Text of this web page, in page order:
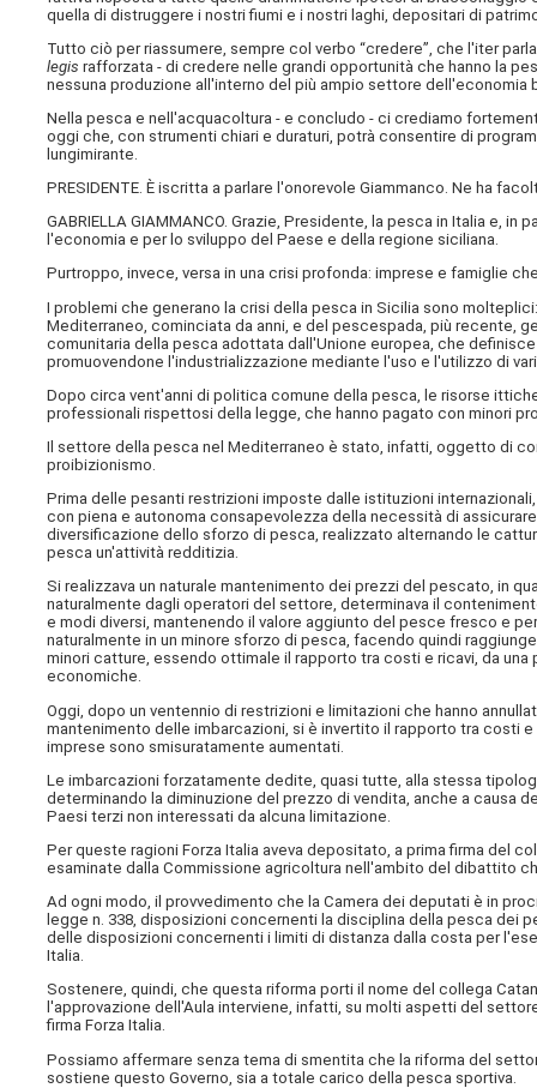
quella di distruggere i nostri fiumi e i nostri laghi, depositari di
Tutto ciò per riassumere, sempre col verbo “credere”, che l'iter
legis rafforzata - di credere nelle grandi opportunità che hanno la
nessuna produzione all'interno del più ampio settore dell'economia
Nella pesca e nell'acquacoltura - e concludo - ci crediamo
oggi che, con strumenti chiari e duraturi, potrà consentire di
lungimirante.
PRESIDENTE. È iscritta a parlare l'onorevole Giammanco. Ne ha
GABRIELLA GIAMMANCO. Grazie, Presidente, la pesca in Italia e,
l'economia e per lo sviluppo del Paese e della regione siciliana.
Purtroppo, invece, versa in una crisi profonda: imprese e famiglie
I problemi che generano la crisi della pesca in Sicilia sono
Mediterraneo, cominciata da anni, e del pescespada, più recente,
comunitaria della pesca adottata dall'Unione europea, che
promuovendone l'industrializzazione mediante l'uso e l'utilizzo di
Dopo circa vent'anni di politica comune della pesca, le risorse
professionali rispettosi della legge, che hanno pagato con minori
Il settore della pesca nel Mediterraneo è stato, infatti, oggetto di
proibizionismo.
Prima delle pesanti restrizioni imposte dalle istituzioni
con piena e autonoma consapevolezza della necessità di
diversificazione dello sforzo di pesca, realizzato alternando le
pesca un'attività redditizia.
Si realizzava un naturale mantenimento dei prezzi del pescato, in
naturalmente dagli operatori del settore, determinava il
e modi diversi, mantenendo il valore aggiunto del pesce fresco e
naturalmente in un minore sforzo di pesca, facendo quindi
minori catture, essendo ottimale il rapporto tra costi e ricavi, da
economiche.
Oggi, dopo un ventennio di restrizioni e limitazioni che hanno
mantenimento delle imbarcazioni, si è invertito il rapporto tra costi
imprese sono smisuratamente aumentati.
Le imbarcazioni forzatamente dedite, quasi tutte, alla stessa
determinando la diminuzione del prezzo di vendita, anche a
Paesi terzi non interessati da alcuna limitazione.
Per queste ragioni Forza Italia aveva depositato, a prima firma del
esaminate dalla Commissione agricoltura nell'ambito del dibattito
Ad ogni modo, il provvedimento che la Camera dei deputati è in
legge n. 338, disposizioni concernenti la disciplina della pesca dei
delle disposizioni concernenti i limiti di distanza dalla costa per
Italia.
Sostenere, quindi, che questa riforma porti il nome del collega
l'approvazione dell'Aula interviene, infatti, su molti aspetti del
firma Forza Italia.
Possiamo affermare senza tema di smentita che la riforma del
sostiene questo Governo, sia a totale carico della pesca sportiva.